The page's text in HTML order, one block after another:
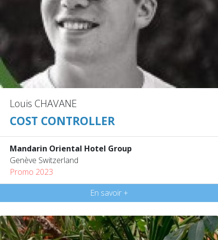
Louis CHAVANE
COST CONTROLLER
Mandarin Oriental Hotel Group
Genève Switzerland
Promo 2023
En savoir +